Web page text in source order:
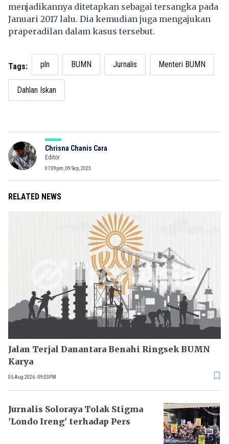
menjadikannya ditetapkan sebagai tersangka pada
Januari 2017 lalu. Dia kemudian juga mengajukan
praperadilan dalam kasus tersebut.
Tags: pln BUMN Jurnalis Menteri BUMN
Dahlan Iskan
Chrisna Chanis Cara
Editor
07:09pm, 09 Sep, 2023
RELATED NEWS
Jalan Terjal Danantara Benahi Ringsek BUMN
Karya
05 Aug 2026 - 09:03PM
Jurnalis Soloraya Tolak Stigma
'Londo Ireng' terhadap Pers